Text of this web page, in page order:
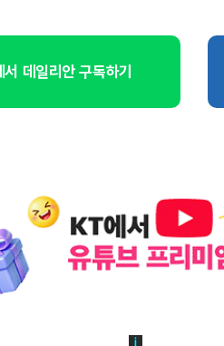
서 데일리안 구독하기